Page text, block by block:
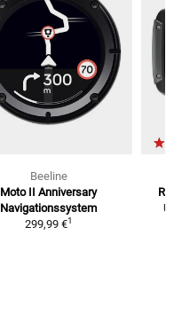
Beeline
Moto II Anniversary
Navigationssystem
299,99 €1